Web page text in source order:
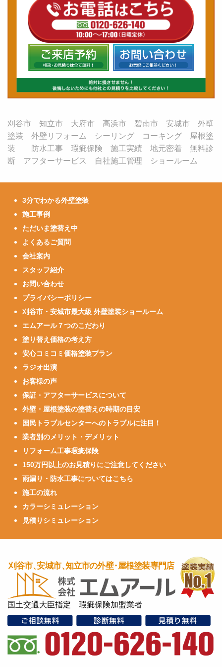
刈谷市 知立市 大府市 高浜市 碧南市 安城市 外壁
塗装 外壁リフォーム シーリング コーキング 屋根塗
装 防水工事 瑕疵保険 施工実績 地元密着 無料診
断 アフターサービス 自社施工管理 ショールーム
3分でわかる外壁塗装
施工事例
ただいま塗替え中
よくあるご質問
会社案内
スタッフ紹介
お問い合わせ
プライバシーポリシー
刈谷市・安城市最大級 外壁塗装ショールーム
エムアール７つのこだわり
塗り替え価格の考え方
安心コミコミ価格塗装プラン
ラジオ出演
お客様の声
保証・アフターサービスについて
外壁・屋根塗装の塗替えの時期の目安
国民トラブルセンターへのトラブルに注目！
業者別のメリット・デメリット
リフォーム工事瑕疵保険
150万円以上のお見積りにご注意してください
雨漏り・防水工事についてはこちら
施工の流れ
カラーシミュレーション
見積りシミュレーション
国土交通大臣指定 瑕疵保険加盟業者